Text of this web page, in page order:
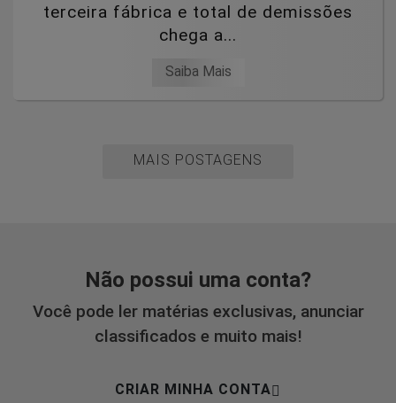
terceira fábrica e total de demissões
chega a...
Saiba Mais
MAIS POSTAGENS
Não possui uma conta?
Você pode ler matérias exclusivas, anunciar
classificados e muito mais!
CRIAR MINHA CONTA